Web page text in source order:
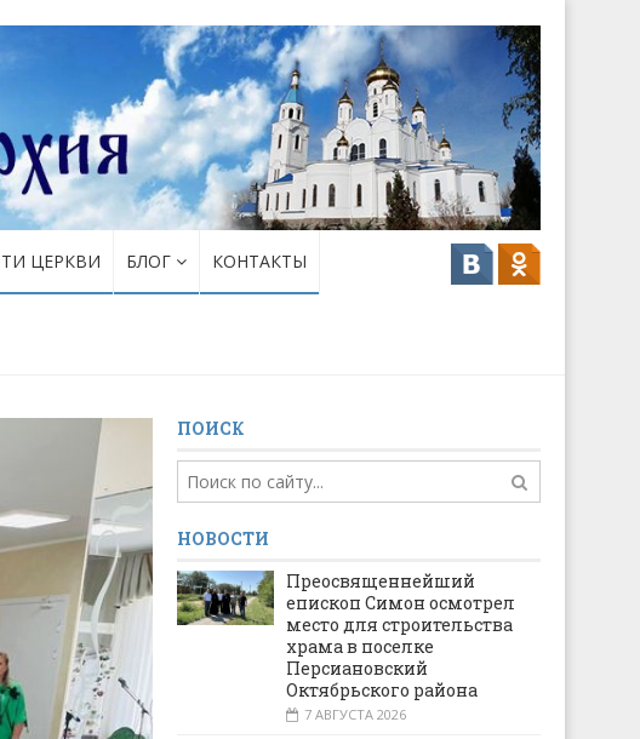
ЦЕРКВИ БЛОГ КОНТАКТЫ
ПОИСК
НОВОСТИ
Преосвященнейший
епископ Симон осмотрел
место для строительства
храма в поселке
Персиановский
Октябрьского района
7 АВГУСТА 2026